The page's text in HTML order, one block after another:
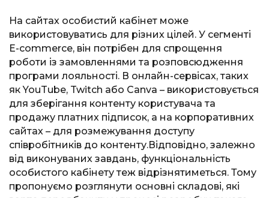
На сайтах особистий кабінет може
використовуватись для різних цілей. У сегменті
E-commerce, він потрібен для спрощення
роботи із замовленнями та розповсюдження
програми лояльності. В онлайн-сервісах, таких
як YouTube, Twitch або Canva – використовується
для зберігання контенту користувача та
продажу платних підписок, а на корпоративних
сайтах – для розмежування доступу
співробітників до контенту.Відповідно, залежно
від виконуваних завдань, функціональність
особистого кабінету теж відрізнятиметься. Тому
пропонуємо розглянути основні складові, які